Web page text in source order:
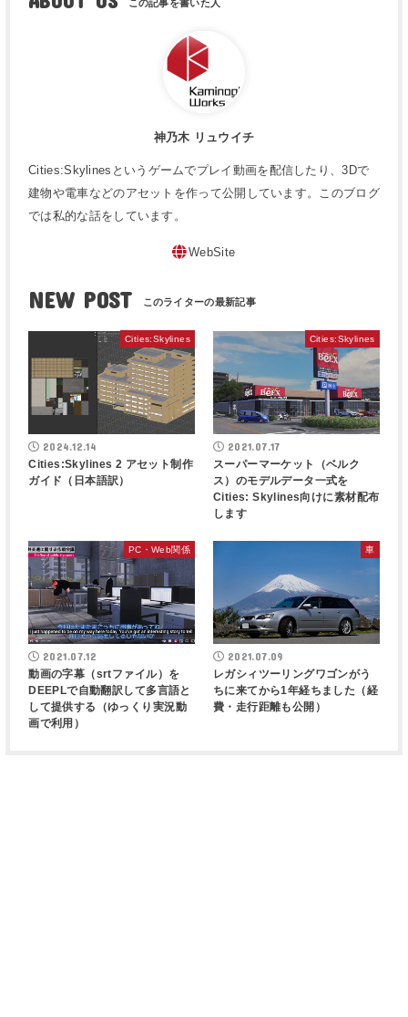
神乃木 リュウイチ
Cities:Skylinesというゲームでプレイ動画を配信したり、3Dで
建物や電車などのアセットを作って公開しています。このブログ
では私的な話をしています。
WebSite
NEW POST
Cities:Skylines
2024.12.14
Cities:Skylines 2 アセット制作
ガイド（日本語訳）
Cities:Skylines
2021.07.17
スーパーマーケット（ベルク
ス）のモデルデータ一式を
Cities: Skylines向けに素材配布
します
PC・Web関係
2021.07.12
動画の字幕（srtファイル）を
DEEPLで自動翻訳して多言語と
して提供する（ゆっくり実況動
画で利用）
車
2021.07.09
レガシィツーリングワゴンがう
ちに来てから1年経ちました（経
費・走行距離も公開）